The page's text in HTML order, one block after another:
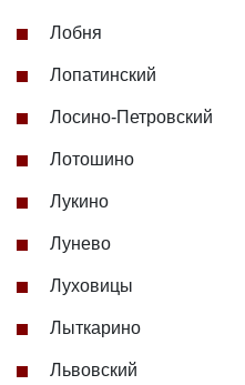
Лобня
Лопатинский
Лосино-Петровский
Лотошино
Лукино
Лунево
Луховицы
Лыткарино
Львовский